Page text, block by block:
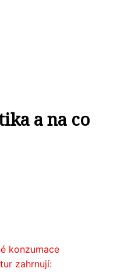
a na co
konzumace
zahrnují: